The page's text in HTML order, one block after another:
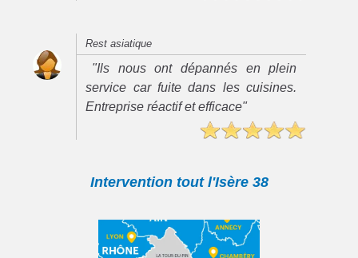
Rest asiatique
"Ils nous ont dépannés en plein
service car fuite dans les cuisines.
Entreprise réactif et efficace"
Intervention tout l'Isère 38